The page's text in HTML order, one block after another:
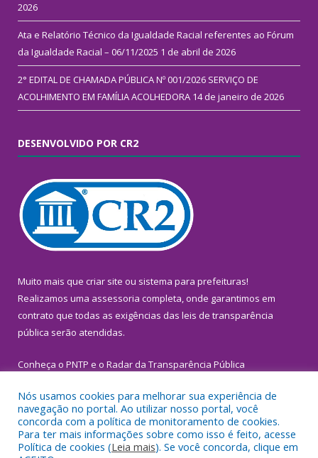
2026
Ata e Relatório Técnico da Igualdade Racial referentes ao Fórum
da Igualdade Racial – 06/11/2025 1 de abril de 2026
2° EDITAL DE CHAMADA PÚBLICA Nº 001/2026 SERVIÇO DE
ACOLHIMENTO EM FAMÍLIA ACOLHEDORA 14 de janeiro de 2026
DESENVOLVIDO POR CR2
Muito mais que criar site ou sistema para prefeituras!
Realizamos uma assessoria completa, onde garantimos em
contrato que todas as exigências das leis de transparência
pública serão atendidas.
Conheça o PNTP e o Radar da Transparência Pública
Todos os direitos reservados a Prefeitura Municipal de
Inhangapi.
Nós usamos cookies para melhorar sua experiência de
navegação no portal. Ao utilizar nosso portal, você
concorda com a política de monitoramento de cookies.
Para ter mais informações sobre como isso é feito, acesse
Política de cookies (Leia mais). Se você concorda, clique em